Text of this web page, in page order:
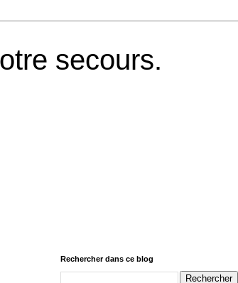
secours.
Rechercher dans ce blog